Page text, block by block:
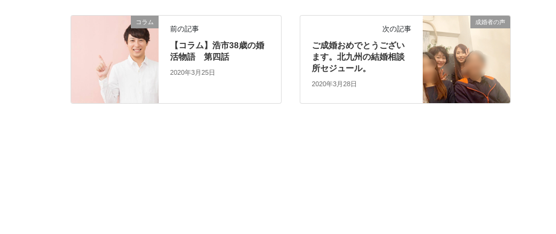
コラム
前の記事
【コラム】浩市38歳の婚
活物語 第四話
2020年3月25日
成婚者の声
次の記事
ご成婚おめでとうござい
ます。北九州の結婚相談
所セジュール。
2020年3月28日